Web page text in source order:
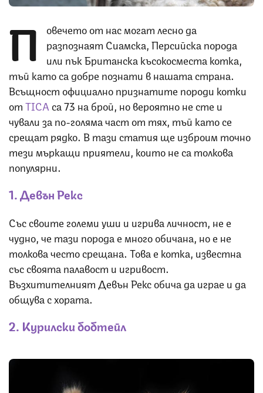
П
овечето от нас могат лесно да
разпознаят Сиамска, Персийска порода
или пък Британска късокосместа котка,
тъй като са добре познати в нашата страна.
Всъщност официално признатите породи котки
отTICAса 73 на брой, но вероятно не сте и
чували за по-голяма част от тях, тъй като се
срещат рядко. В тази статия ще изброим точно
тези мъркащи приятели, които не са толкова
популярни.
1. Девън Рекс
Със своите големи уши и игрива личност, не е
чудно, че тази порода е много обичана, но е не
толкова често срещана. Това е котка, известна
със своята палавост и игривост.
Възхитителният Девън Рекс обича да играе и да
общува с хората.
2. Курилски бобтейл